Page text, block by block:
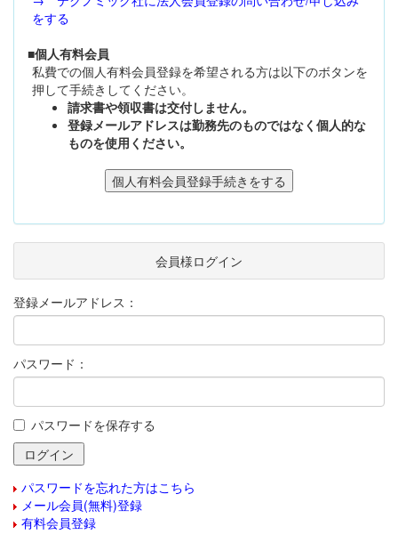
をする
■個人有料会員
私費での個人有料会員登録を希望される方は以下のボタンを
押して手続きしてください。
請求書や領収書は交付しません。
登録メールアドレスは勤務先のものではなく個人的な
ものを使用ください。
会員様ログイン
登録メールアドレス：
パスワード：
パスワードを保存する
パスワードを忘れた方はこちら
メール会員(無料)登録
有料会員登録